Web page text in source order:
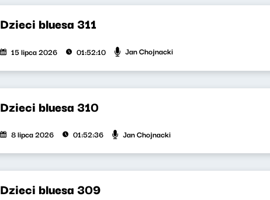
Dzieci bluesa 311
15 lipca 2026 01:52:10 Jan Chojnacki
Dzieci bluesa 310
8 lipca 2026 01:52:36 Jan Chojnacki
Dzieci bluesa 309